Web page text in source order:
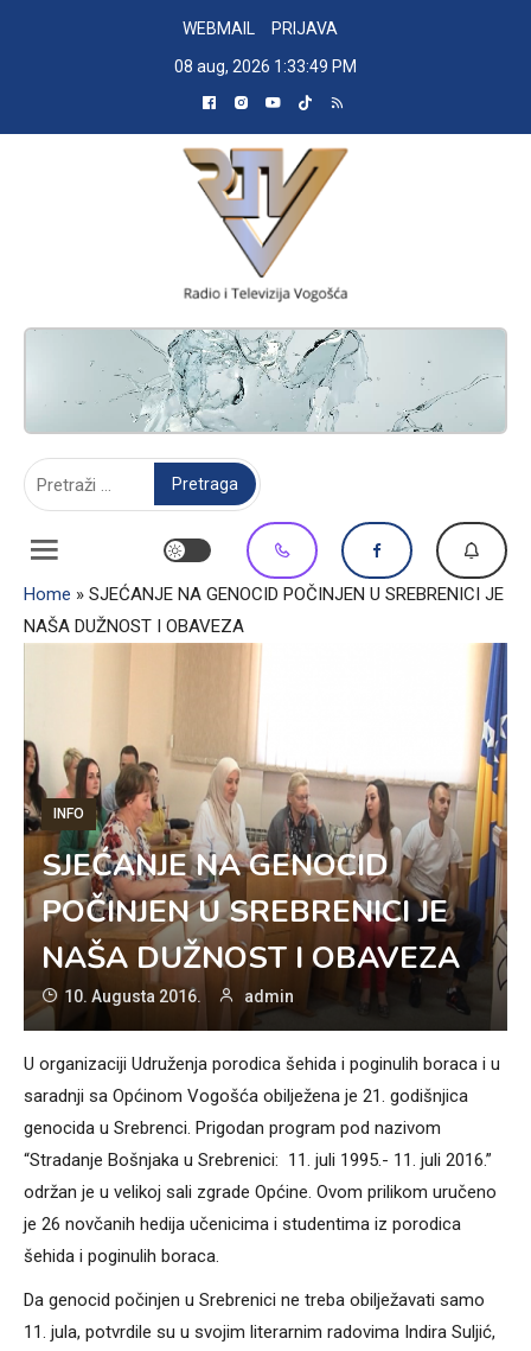
WEBMAIL
PRIJAVA
08 aug, 2026 1:33:50 PM
RADIO TELEVIZIJA VOGOŠĆA
Home » SJEĆANJE NA GENOCID POČINJEN U SREBRENICI JE
NAŠA DUŽNOST I OBAVEZA
INFO
SJEĆANJE NA GENOCID
POČINJEN U SREBRENICI JE
NAŠA DUŽNOST I OBAVEZA
10. Augusta 2016. admin
U organizaciji Udruženja porodica šehida i poginulih boraca i u
saradnji sa Općinom Vogošća obilježena je 21. godišnjica
genocida u Srebrenci. Prigodan program pod nazivom
“Stradanje Bošnjaka u Srebrenici: 11. juli 1995.- 11. juli 2016.”
održan je u velikoj sali zgrade Općine. Ovom prilikom uručeno
je 26 novčanih hedija učenicima i studentima iz porodica
šehida i poginulih boraca.
Da genocid počinjen u Srebrenici ne treba obilježavati samo
11. jula, potvrdile su u svojim literarnim radovima Indira Suljić,